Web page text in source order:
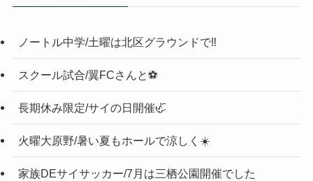
ノートル中学/土曜は北区グラウンドで‼️
スクール試合/翼FCさんと⚽️
長期休み限定/サイの日開催🦏
火曜大原野/暑い夏もホールで涼しく☀️
家族DEサイサッカー/7月は三栖公園開催でした